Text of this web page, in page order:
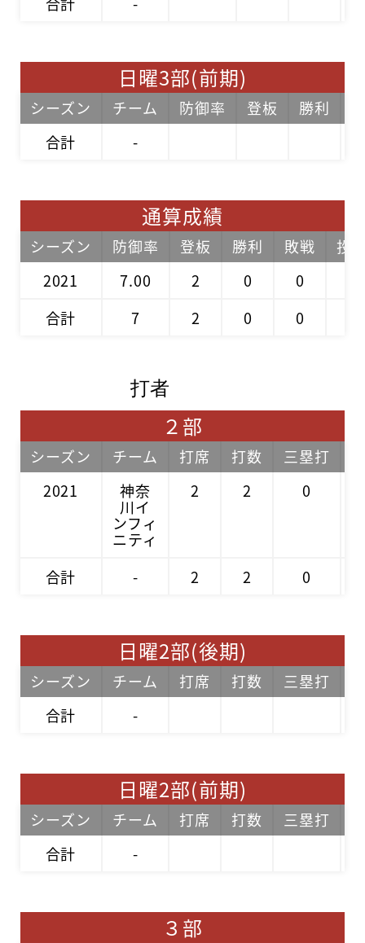
日曜3部(前期)
シーズン チーム 防御率 登板 勝利
合計
-
通算成績
シーズン 防御率 登板 勝利 敗戦
投
2021
7.00 2 0 0
合計
7 2 0 0
打者
２部
シーズン チーム 打席 打数 三塁打
2021
神奈
川イ
ンフィ
ニティ
2 2 0
合計 - 2 2 0
日曜2部(後期)
シーズン チーム 打席 打数 三塁打
合計
-
日曜2部(前期)
シーズン チーム 打席 打数 三塁打
合計
-
３部